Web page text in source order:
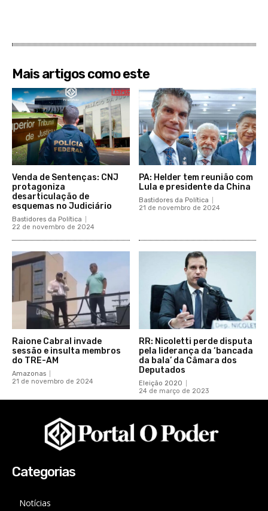
Mais artigos como este
Venda de Sentenças: CNJ
protagoniza
desarticulação de
esquemas no Judiciário
Bastidores da Política
22 de novembro de 2024
PA: Helder tem reunião com
Lula e presidente da China
Bastidores da Política
21 de novembro de 2024
Raione Cabral invade
sessão e insulta membros
do TRE-AM
Amazonas
21 de novembro de 2024
RR: Nicoletti perde disputa
pela liderança da ‘bancada
da bala’ da Câmara dos
Deputados
Eleição 2020
24 de março de 2023
Categorias
Notícias